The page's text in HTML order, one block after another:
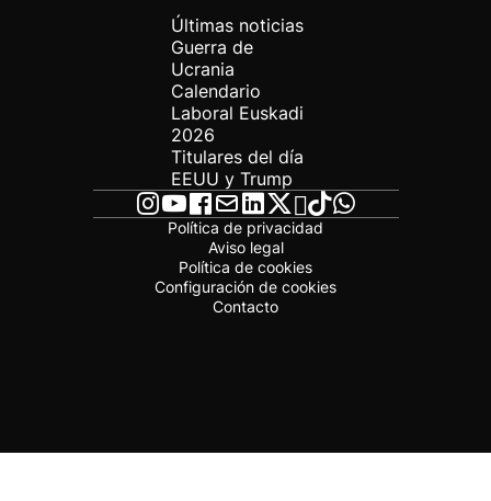
Últimas noticias
Guerra de
Ucrania
Calendario
Laboral Euskadi
2026
Titulares del día
EEUU y Trump
Política de privacidad
Aviso legal
Política de cookies
Configuración de cookies
Contacto